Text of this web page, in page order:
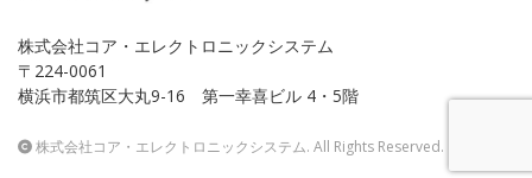
株式会社コア・エレクトロニックシステム
〒224-0061
横浜市都筑区大丸9-16 第一幸喜ビル 4・5階
株式会社コア・エレクトロニックシステム. All Rights Reserved.